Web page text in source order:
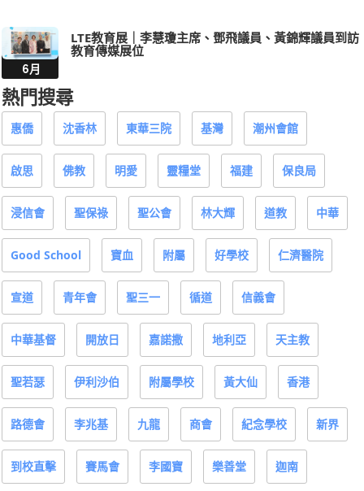
6月
LTE教育展｜李慧瓊主席、鄧飛議員、黃錦輝議員到訪
教育傳媒展位
熱門搜尋
惠僑 沈香林 東華三院 基灣 潮州會館
啟思 佛教 明愛 靈糧堂 福建 保良局
浸信會 聖保祿 聖公會 林大輝 道教 中華
Good School 寶血 附屬 好學校 仁濟醫院
宣道 青年會 聖三一 循道 信義會
中華基督 開放日 嘉諾撒 地利亞 天主教
聖若瑟 伊利沙伯 附屬學校 黃大仙 香港
路德會 李兆基 九龍 商會 紀念學校 新界
到校直擊 賽馬會 李國寶 樂善堂 迦南